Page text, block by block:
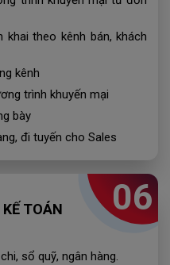
khai theo kênh bán, khách
kênh
trình khuyến mại
bày
đi tuyến cho Sales
06
TOÁN
sổ quỹ, ngân hàng.